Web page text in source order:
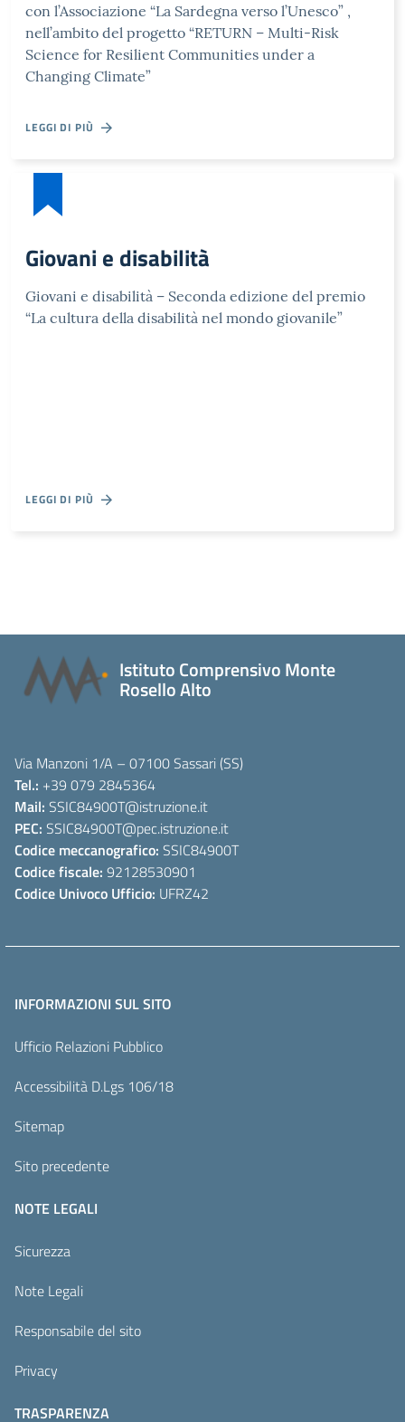
con l’Associazione “La Sardegna verso l’Unesco” ,
nell’ambito del progetto “RETURN – Multi-Risk
Science for Resilient Communities under a
Changing Climate”
LEGGI DI PIÙ
Giovani e disabilità
Giovani e disabilità – Seconda edizione del premio
“La cultura della disabilità nel mondo giovanile”
LEGGI DI PIÙ
Istituto Comprensivo Monte
Rosello Alto
Via Manzoni 1/A – 07100 Sassari (SS)
Tel.: +39 079 2845364
Mail: SSIC84900T@istruzione.it
PEC: SSIC84900T@pec.istruzione.it
Codice meccanografico: SSIC84900T
Codice fiscale: 92128530901
Codice Univoco Ufficio: UFRZ42
INFORMAZIONI SUL SITO
Ufficio Relazioni Pubblico
Accessibilità D.Lgs 106/18
Sitemap
Sito precedente
NOTE LEGALI
Sicurezza
Note Legali
Responsabile del sito
Privacy
TRASPARENZA